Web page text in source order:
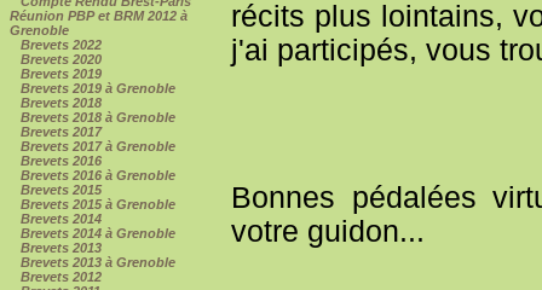
Réunion PBP et BRM 2012 à
Grenoble
Brevets 2022
Brevets 2020
Brevets 2019
Brevets 2019 à Grenoble
Brevets 2018
Brevets 2018 à Grenoble
Brevets 2017
Brevets 2017 à Grenoble
Brevets 2016
Brevets 2016 à Grenoble
Brevets 2015
Brevets 2015 à Grenoble
Brevets 2014
Brevets 2014 à Grenoble
Brevets 2013
Brevets 2013 à Grenoble
Brevets 2012
récits plus lointains,
j'ai participés, vous
Bonnes pédalées
votre guidon...